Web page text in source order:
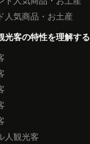
人気商品・お土産
光客の特性を理解する
人観光客